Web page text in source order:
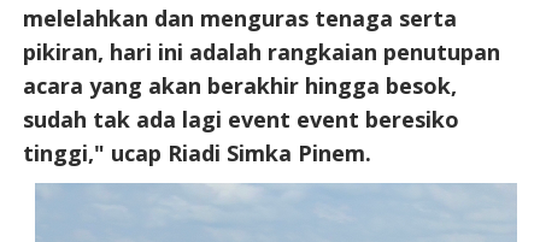
melelahkan dan menguras tenaga serta
pikiran, hari ini adalah rangkaian penutupan
acara yang akan berakhir hingga besok,
sudah tak ada lagi event event beresiko
tinggi," ucap Riadi Simka Pinem.